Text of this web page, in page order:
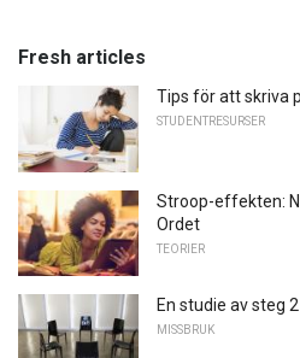
Fresh articles
Tips för att skriva
STUDENTRESURSER
Stroop-effekten:
Ordet
TEORIER
En studie av steg 2
MISSBRUK